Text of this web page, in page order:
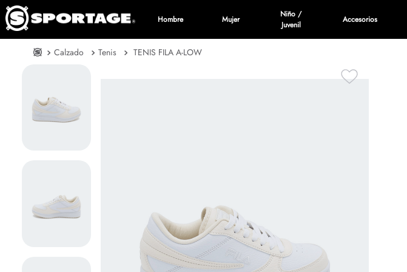
Hombre Mujer
Niño /
Juvenil
Accesorios
Calzado Tenis
TENIS FILA A-LOW